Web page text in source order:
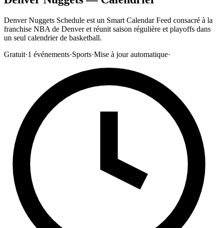
Denver Nuggets Schedule est un Smart Calendar Feed consacré à la
franchise NBA de Denver et réunit saison régulière et playoffs dans
un seul calendrier de basketball.
Gratuit·1 événements·Sports·Mise à jour automatique·